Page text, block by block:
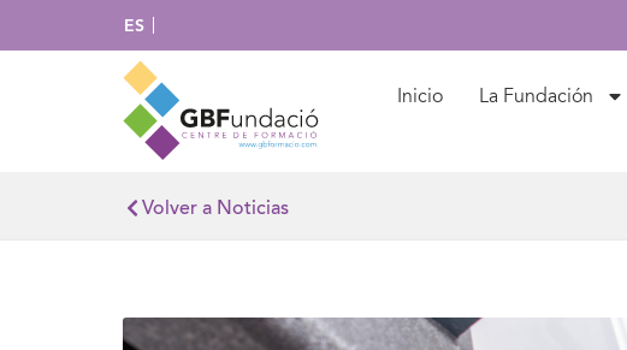
ES
Inicio La Fundación
Volver a Noticias